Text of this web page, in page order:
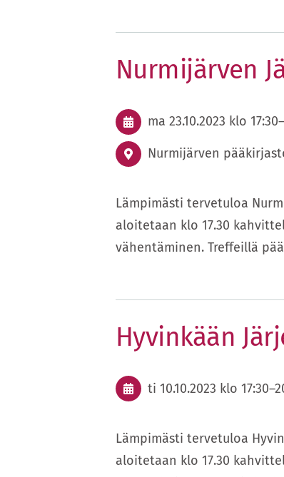
Nurmijärven
ma 23.10.2023 klo 17:30–
Nurmijärven
Lämpimästi tervetuloa
aloitetaan klo 17.30
vähentäminen. Treffeillä
Hyvinkään
ti 10.10.2023 klo 17:30–
Lämpimästi tervetuloa
aloitetaan klo 17.30